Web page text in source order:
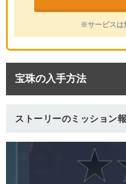
※サービスは
宝珠の入手方法
ストーリーのミッション